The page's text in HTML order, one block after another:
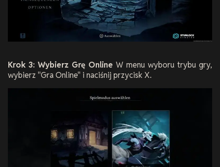
Krok 3: Wybierz Grę Online W menu wyboru trybu gry,
wybierz "Gra Online" i naciśnij przycisk X.